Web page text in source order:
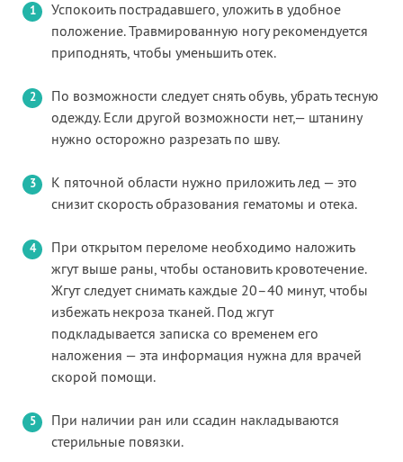
Успокоить пострадавшего, уложить в удобное
положение. Травмированную ногу рекомендуется
приподнять, чтобы уменьшить отек.
По возможности следует снять обувь, убрать тесную
одежду. Если другой возможности нет,— штанину
нужно осторожно разрезать по шву.
К пяточной области нужно приложить лед — это
снизит скорость образования гематомы и отека.
При открытом переломе необходимо наложить
жгут выше раны, чтобы остановить кровотечение.
Жгут следует снимать каждые 20–40 минут, чтобы
избежать некроза тканей. Под жгут
подкладывается записка со временем его
наложения — эта информация нужна для врачей
скорой помощи.
При наличии ран или ссадин накладываются
стерильные повязки.